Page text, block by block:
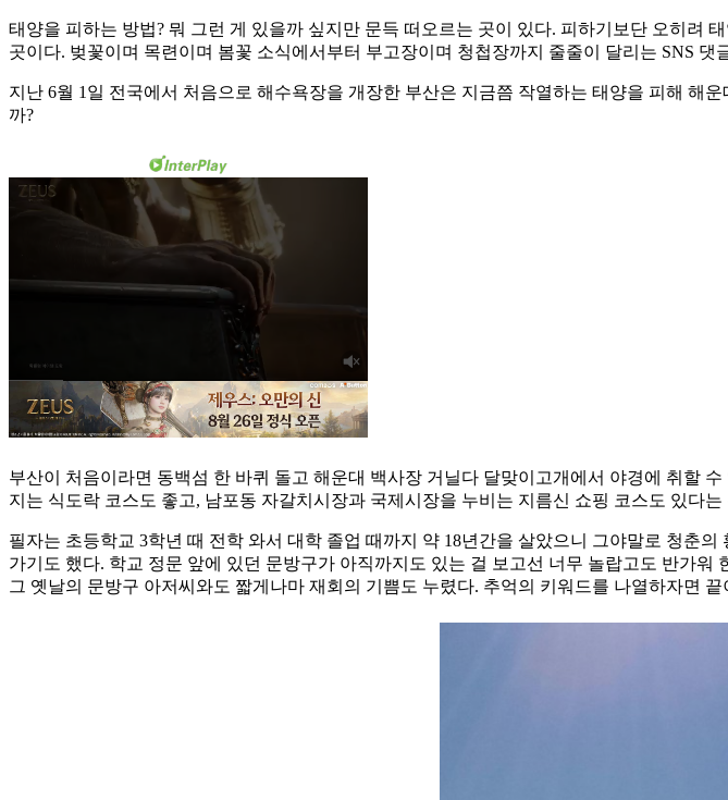
태양을 피하는 방법? 뭐 그런 게 있을까 싶지만 문득 떠오르는 곳이 있다. 피하기보단 오히려
곳이다. 벚꽃이며 목련이며 봄꽃 소식에서부터 부고장이며 청첩장까지 줄줄이 달리는 SNS 댓
지난 6월 1일 전국에서 처음으로 해수욕장을 개장한 부산은 지금쯤 작열하는 태양을 피해 해
까?
부산이 처음이라면 동백섬 한 바퀴 돌고 해운대 백사장 거닐다 달맞이고개에서 야경에 취할
지는 식도락 코스도 좋고, 남포동 자갈치시장과 국제시장을 누비는 지름신 쇼핑 코스도 있다
필자는 초등학교 3학년 때 전학 와서 대학 졸업 때까지 약 18년간을 살았으니 그야말로 청춘
가기도 했다. 학교 정문 앞에 있던 문방구가 아직까지도 있는 걸 보고선 너무 놀랍고도 반가
그 옛날의 문방구 아저씨와도 짧게나마 재회의 기쁨도 누렸다. 추억의 키워드를 나열하자면 끝